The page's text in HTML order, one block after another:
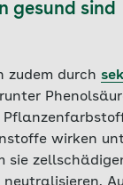
gesund sind
zudem durch
wirken
sie